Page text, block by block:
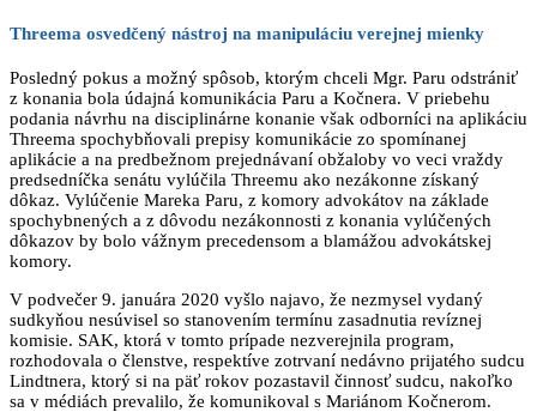
Threema osvedčený nástroj na manipuláciu verejnej mienky
Posledný pokus a možný spôsob, ktorým chceli Mgr. Paru odstrániť
z konania bola údajná komunikácia Paru a Kočnera. V priebehu
podania návrhu na disciplinárne konanie však odborníci na aplikáciu
Threema spochybňovali prepisy komunikácie zo spomínanej
aplikácie a na predbežnom prejednávaní obžaloby vo veci vraždy
predsedníčka senátu vylúčila Threemu ako nezákonne získaný
dôkaz. Vylúčenie Mareka Paru, z komory advokátov na základe
spochybnených a z dôvodu nezákonnosti z konania vylúčených
dôkazov by bolo vážnym precedensom a blamážou advokátskej
komory.
V podvečer 9. januára 2020 vyšlo najavo, že nezmysel vydaný
sudkyňou nesúvisel so stanovením termínu zasadnutia revíznej
komisie. SAK, ktorá v tomto prípade nezverejnila program,
rozhodovala o členstve, respektíve zotrvaní nedávno prijatého sudcu
Lindtnera, ktorý si na päť rokov pozastavil činnosť sudcu, nakoľko
sa v médiách prevalilo, že komunikoval s Mariánom Kočnerom.